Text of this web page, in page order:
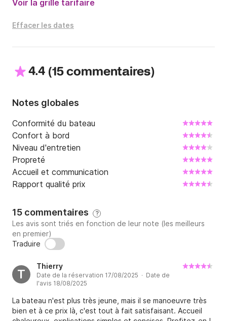
Voir la grille tarifaire
Effacer les dates
4.4 (15 commentaires)
Notes globales
Conformité du bateau
Confort à bord
Niveau d'entretien
Propreté
Accueil et communication
Rapport qualité prix
15 commentaires ?
Les avis sont triés en fonction de leur note (les meilleurs
en premier)
Traduire
T
Thierry
Date de la réservation 17/08/2025 · Date de
l'avis 18/08/2025
La bateau n'est plus très jeune, mais il se manoeuvre très
bien et à ce prix là, c'est tout à fait satisfaisant. Accueil